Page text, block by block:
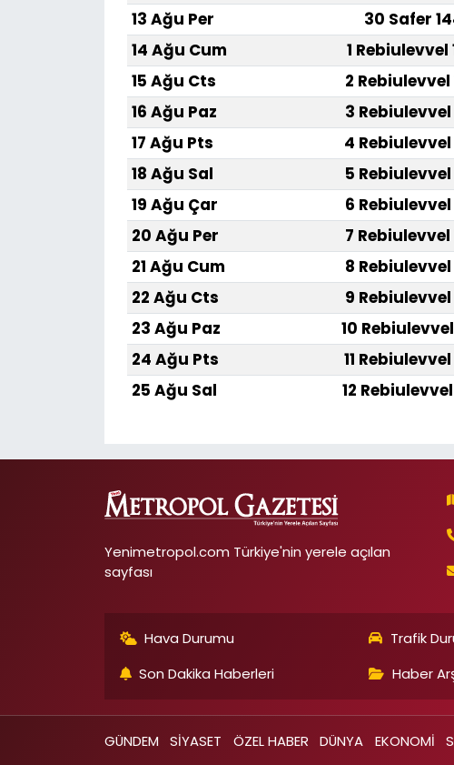
13 Ağu Per
30 Safer
14 Ağu Cum
1 Rebiulevvel
15 Ağu Cts
2 Rebiulevvel
16 Ağu Paz
3 Rebiulevvel
17 Ağu Pts
4 Rebiulevvel
18 Ağu Sal
5 Rebiulevvel
19 Ağu Çar
6 Rebiulevvel
20 Ağu Per
7 Rebiulevvel
21 Ağu Cum
8 Rebiulevvel
22 Ağu Cts
9 Rebiulevvel
23 Ağu Paz
10
24 Ağu Pts
11
25 Ağu Sal
12
Yenimetropol.com Türkiye'nin yerele açılan
sayfası
Hava Durumu Trafik
Son Dakika Haberleri
Haber
GÜNDEM SİYASET ÖZEL HABER DÜNYA EKONOMİ